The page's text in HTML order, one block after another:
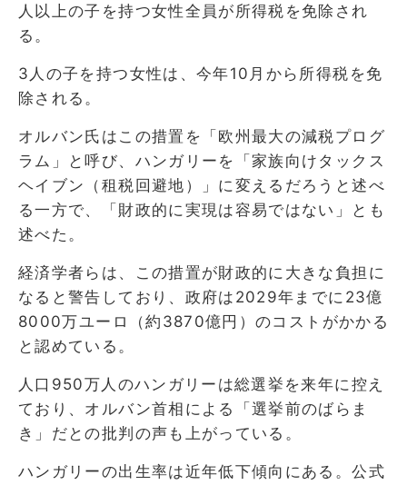
人以上の子を持つ女性全員が所得税を免除され
る。
3人の子を持つ女性は、今年10月から所得税を免
除される。
オルバン氏はこの措置を「欧州最大の減税プログ
ラム」と呼び、ハンガリーを「家族向けタックス
ヘイブン（租税回避地）」に変えるだろうと述べ
る一方で、「財政的に実現は容易ではない」とも
述べた。
経済学者らは、この措置が財政的に大きな負担に
なると警告しており、政府は2029年までに23億
8000万ユーロ（約3870億円）のコストがかかる
と認めている。
人口950万人のハンガリーは総選挙を来年に控え
ており、オルバン首相による「選挙前のばらま
き」だとの批判の声も上がっている。
ハンガリーの出生率は近年低下傾向にある。公式